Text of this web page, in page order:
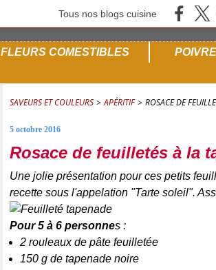
Tous nos blogs cuisine
FLEURS COMESTIBLES
SAVEURS ET COULEURS > APÉRITIF > ROSACE DE
5 octobre 2016
Rosace de feuilletés à la
Une jolie présentation pour ces petits
recette sous l'appelation "Tarte soleil".
Pour 5 à 6 personnes :
2 rouleaux de pâte feuilletée
150 g de tapenade noire